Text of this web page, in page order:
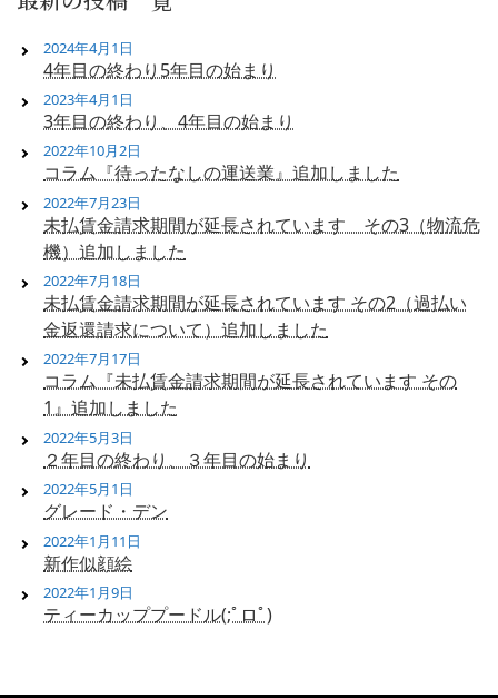
4年目の終わり5年目の始まり
2024年4月1日
3年目の終わり、4年目の始まり
2023年4月1日
コラム『待ったなしの運送業』追加しました
2022年10月2日
未払賃金請求期間が延長されています その3（物流危
機）追加しました
2022年7月23日
未払賃金請求期間が延長されています その2（過払い
金返還請求について）追加しました
2022年7月18日
コラム『未払賃金請求期間が延長されています その
1』追加しました
2022年7月17日
２年目の終わり、３年目の始まり
2022年5月3日
グレード・デン
2022年5月1日
新作似顔絵
2022年1月11日
ティーカッププードル(;ﾟロﾟ)
2022年1月9日